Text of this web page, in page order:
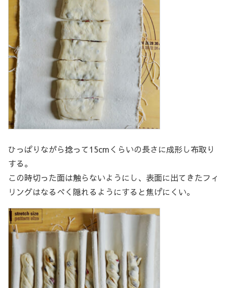
ひっぱりながら捻って15cmくらいの長さに成形し布取り
する。
この時切った面は触らないようにし、表面に出てきたフィ
リングはなるべく隠れるようにすると焦げにくい。